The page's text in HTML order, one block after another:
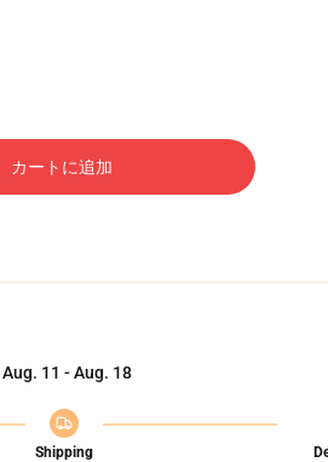
カートに追加
Aug. 11 - Aug. 18
Shipping